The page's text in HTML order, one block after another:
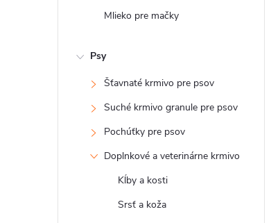
Mlieko pre mačky
Psy
Šťavnaté krmivo pre psov
Suché krmivo granule pre psov
Pochúťky pre psov
Doplnkové a veterinárne krmivo
Kĺby a kosti
Srsť a koža